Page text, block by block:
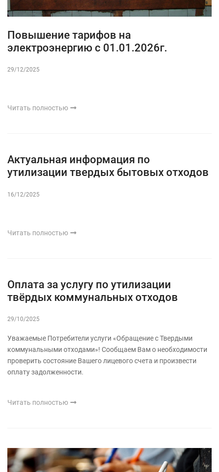
Повышение тарифов на
электроэнергию с 01.01.2026г.
29/12/2025
Читать полностью
Актуальная информация по
утилизации твердых бытовых отходов
16/12/2025
Читать полностью
Оплата за услугу по утилизации
твёрдых коммунальных отходов
29/10/2025
Уважаемые Потребители услуги «Обращение с Твердыми
коммунальными отходами»! Сообщаем Вам о необходимости
проверить состояние Вашего лицевого счета и произвести
оплату задолженности.
Читать полностью